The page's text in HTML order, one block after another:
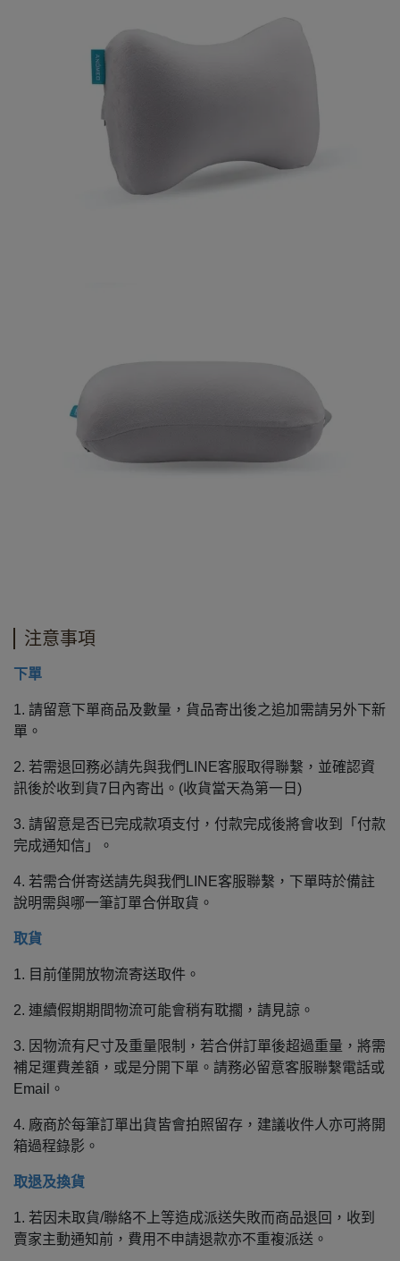
注意事項
下單
1. 請留意下單商品及數量，貨品寄出後之追加需請另外下新
單。
2. 若需退回務必請先與我們LINE客服取得聯繫，並確認資
訊後於收到貨7日內寄出。(收貨當天為第一日)
3. 請留意是否已完成款項支付，付款完成後將會收到「付款
完成通知信」。
4. 若需合併寄送請先與我們LINE客服聯繫，下單時於備註
說明需與哪一筆訂單合併取貨。
取貨
1. 目前僅開放物流寄送取件。
2. 連續假期期間物流可能會稍有耽擱，請見諒。
3. 因物流有尺寸及重量限制，若合併訂單後超過重量，將需
補足運費差額，或是分開下單。請務必留意客服聯繫電話或
Email。
4. 廠商於每筆訂單出貨皆會拍照留存，建議收件人亦可將開
箱過程錄影。
取退及換貨
1. 若因未取貨/聯絡不上等造成派送失敗而商品退回，收到
賣家主動通知前，費用不申請退款亦不重複派送。